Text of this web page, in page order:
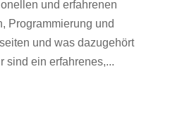
und erfahrenen
Programmierung und
und was dazugehört
sind ein erfahrenes,...